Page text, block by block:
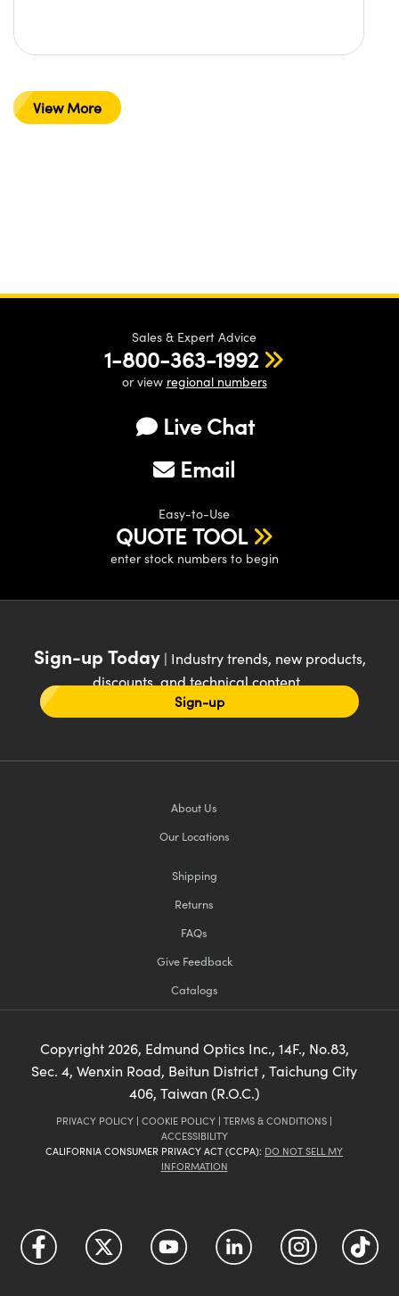
View More
Sales & Expert Advice
1-800-363-1992
or view regional numbers
Live Chat
Email
Easy-to-Use
QUOTE TOOL
enter stock numbers to begin
Sign-up Today| Industry trends, new products,
discounts, and technical content
Sign-up
About Us
Our Locations
Shipping
Returns
FAQs
Give Feedback
Catalogs
Copyright2026, Edmund Optics Inc., 14F., No.83,
Sec. 4, Wenxin Road, Beitun District , Taichung City
406, Taiwan (R.O.C.)
PRIVACY POLICY | COOKIE POLICY | TERMS & CONDITIONS |
ACCESSIBILITY
CALIFORNIA CONSUMER PRIVACY ACT (CCPA): DO NOT SELL MY
INFORMATION